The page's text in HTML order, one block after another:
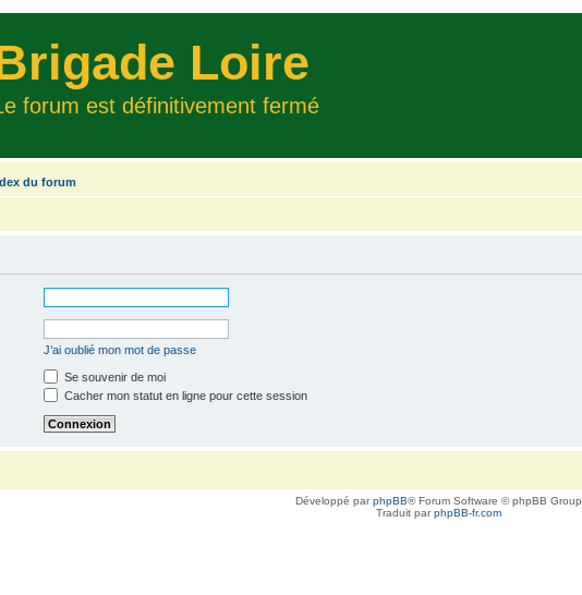
Loire
forum est définitivement fermé
du forum
J’ai oublié mon mot de passe
Se souvenir de moi
Cacher mon statut en ligne pour cette session
Développé parphpBB® Forum Software © phpBB Group
Traduit parphpBB-fr.com